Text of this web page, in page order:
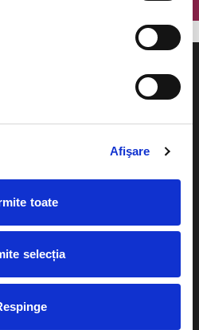
Afişare
toate
selecția
Cum comand bilete?
eBilet printat acasa
Livrare prin curier